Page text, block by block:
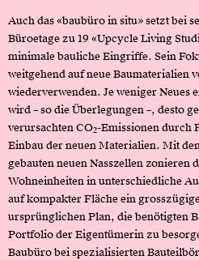
Auch das «baubüro in situ» setzt bei
Büroetage zu 19 «Upcycle Living
minimale bauliche Eingriffe. Sein
weitgehend auf neue Baumaterialien
wiederverwenden. Je weniger Neues
wird – so die Überlegungen –, desto
verursachten CO2-Emissionen durch
Einbau der neuen Materialien. Mit
gebauten neuen Nasszellen zonieren
Wohneinheiten in unterschiedliche
auf kompakter Fläche ein
ursprünglichen Plan, die benötigten
Portfolio der Eigentümerin zu
Baubüro bei spezialisierten